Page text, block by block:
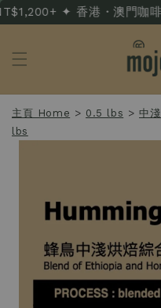
✦ 香港・澳門咖
主頁 Home > 0.5 lbs >中
lbs